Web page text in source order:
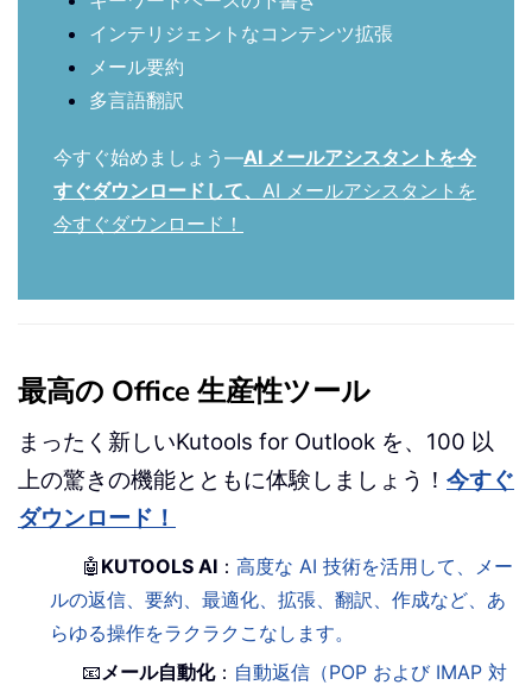
インテリジェントなコンテンツ拡張
メール要約
多言語翻訳
今すぐ始めましょう—AI メールアシスタントを今
すぐダウンロードして、 AI メールアシスタントを
今すぐダウンロード！
最高の Office 生産性ツール
まったく新しいKutools for Outlook を、100 以
上の驚きの機能とともに体験しましょう！ 今すぐ
ダウンロード！
🤖 KUTOOLS AI ：高度な AI 技術を活用して、メー
ルの返信、要約、最適化、拡張、翻訳、作成など、あ
らゆる操作をラクラクこなします。
📧 メール自動化： 自動返信（POP および IMAP 対